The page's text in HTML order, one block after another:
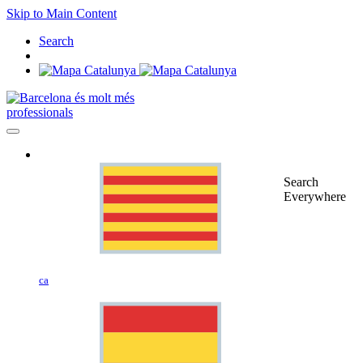
Skip to Main Content
Search
professionals
ca
Search
Everywhere